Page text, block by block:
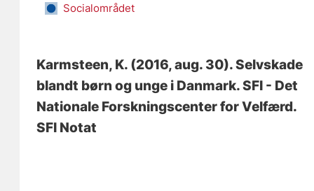
Socialområdet
Karmsteen, K. (2016, aug. 30).Selvskade
blandt børn og unge i Danmark. SFI - Det
Nationale Forskningscenter for Velfærd.
SFI Notat